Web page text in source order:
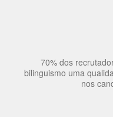
70% dos
bilinguismo uma